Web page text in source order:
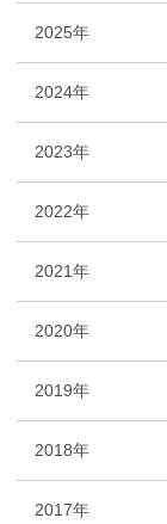
2025年
2024年
2023年
2022年
2021年
2020年
2019年
2018年
2017年